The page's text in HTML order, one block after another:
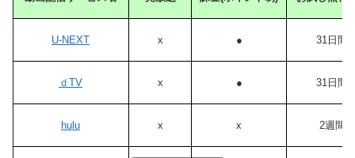
U-NEXT x ● 31日間
ｄTV x ● 31日間
hulu x x 2週間